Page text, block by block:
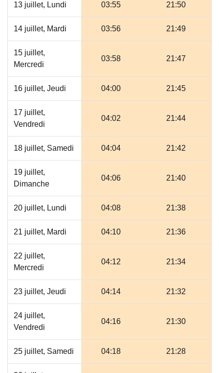
13 juillet, Lundi 03:55 21:50
14 juillet, Mardi 03:56 21:49
15 juillet,
Mercredi
03:58 21:47
16 juillet, Jeudi 04:00 21:45
17 juillet,
Vendredi
04:02 21:44
18 juillet, Samedi 04:04 21:42
19 juillet,
Dimanche
04:06 21:40
20 juillet, Lundi 04:08 21:38
21 juillet, Mardi 04:10 21:36
22 juillet,
Mercredi
04:12 21:34
23 juillet, Jeudi 04:14 21:32
24 juillet,
Vendredi
04:16 21:30
25 juillet, Samedi 04:18 21:28